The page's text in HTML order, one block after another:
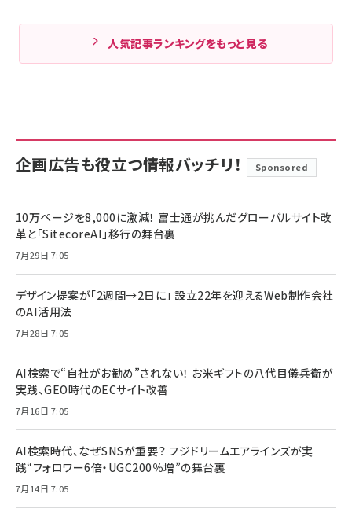
人気記事ランキングをもっと見る
企画広告も役立つ情報バッチリ！ Sponsored
10万ページを8,000に激減！ 富士通が挑んだグローバルサイト改
革と「SitecoreAI」移行の舞台裏
7月29日 7:05
デザイン提案が「2週間→2日に」 設立22年を迎えるWeb制作会社
のAI活用法
7月28日 7:05
AI検索で“自社がお勧め”されない！ お米ギフトの八代目儀兵衛が
実践、GEO時代のECサイト改善
7月16日 7:05
AI検索時代、なぜSNSが重要？ フジドリームエアラインズが実
践“フォロワー6倍・UGC200％増”の舞台裏
7月14日 7:05